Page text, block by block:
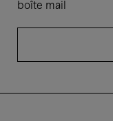
boîte mail